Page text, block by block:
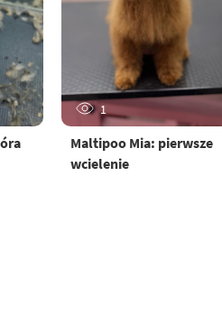
1
Maltipoo Mia: pierwsze
wcielenie